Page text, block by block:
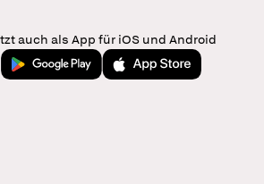
auch als App für iOS und Android
Jetzt bei Google PlayLaden im App Store